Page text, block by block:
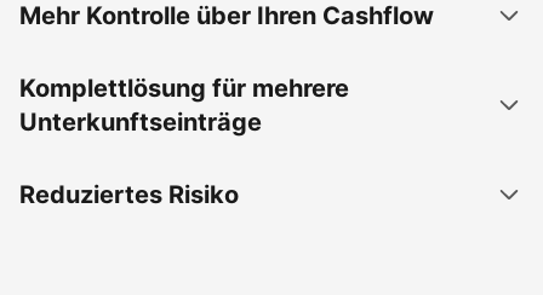
Mehr Kontrolle über Ihren Cashflow
Komplettlösung für mehrere
Unterkunftseinträge
Reduziertes Risiko